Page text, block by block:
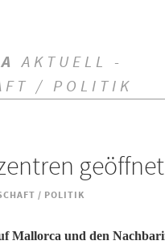
AKTUELL -
/ POLITIK
geöffnet
/ POLITIK
Mallorca und den